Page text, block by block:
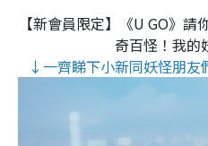
【新會員限定】《U GO》
奇百怪！我的
↓一齊睇下小新同妖怪朋友